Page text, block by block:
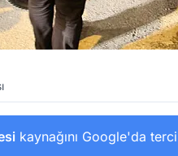
kaynağını Google'da